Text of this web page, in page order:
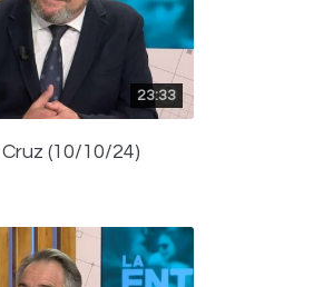
23:33
(10/10/24)